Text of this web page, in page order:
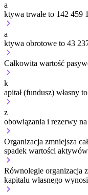
a
ktywa trwałe to 142 459
a
ktywa obrotowe to 43
Całkowita wartość
k
apitał (fundusz) własny
z
obowiązania i rezerwy
Organizacja zmniejsza
spadek wartości
Równolegle organizacja
kapitału własnego